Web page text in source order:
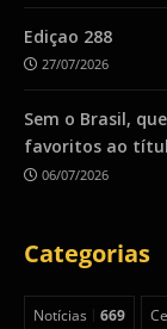
Ediçao 288
27/07/2026
Sem o Brasil,
favoritos ao
06/07/2026
Categorias
Notícias 669